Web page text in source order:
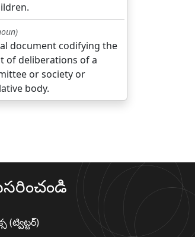
document codifying the
of deliberations of a
or society or
body.
(ట్విట్టర్)